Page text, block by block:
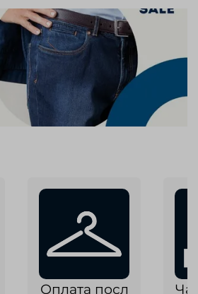
Оплата посл